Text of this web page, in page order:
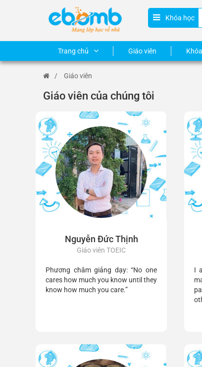
Khóa học
Trang chủ Giáo viên
/ Giáo viên
Giáo viên của chúng tôi
Nguyễn Đức Thịnh
Giáo viên TOEIC
Phương châm giảng dạy: “No one
cares how much you know until they
know how much you care.”
I